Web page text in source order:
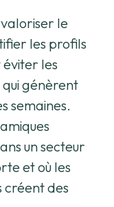
le
les profils
les
qui génèrent
semaines.
un secteur
et où les
créent des